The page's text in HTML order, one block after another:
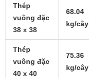
Thép
vuông đặc
38 x 38
68.04
kg/cây
Thép
vuông đặc
40 x 40
75.36
kg/cây